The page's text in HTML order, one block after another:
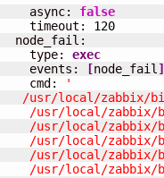
    async:
false
    timeout:
120
  node_fail:
    type:
exec
    events:
[node_fail]
    cmd:
'
/usr/local/zabbix/
/usr/local/zabbix/
/usr/local/zabbix/
/usr/local/zabbix/
/usr/local/zabbix/
/usr/local/zabbix/